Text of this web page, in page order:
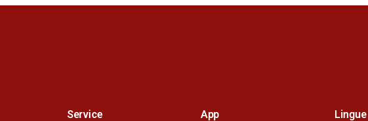
Service App Lingue